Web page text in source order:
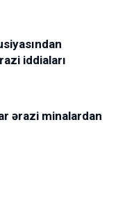
iddiaları
ərazi minalardan